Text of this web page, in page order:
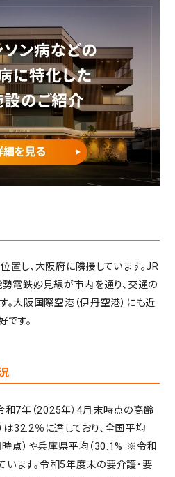
情報開示事項一覧
プライバシーポリシー
RECRUIT
採用情報
TOP
トップページ
し、大阪府に隣接しています。JR
電鉄妙見線が市内を通り、交通の
大阪国際空港（伊丹空港）にも近
です。
和7年（2025年）4月末時点の高齢
32.2％に達しており、全国平均
点）や兵庫県平均（30.1% ※令和
います。令和5年度末の要介護・要